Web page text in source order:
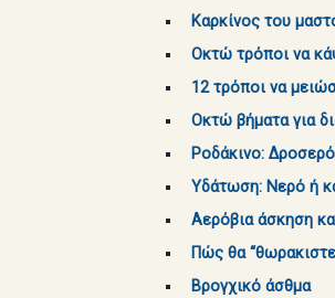
Καρκίνος του
Οκτώ τρόποι να
12 τρόποι να
Οκτώ βήματα για
Ροδάκινο:
Υδάτωση: Νερό ή
Αερόβια άσκηση
Πώς θα
Βρογχικό άσθμα